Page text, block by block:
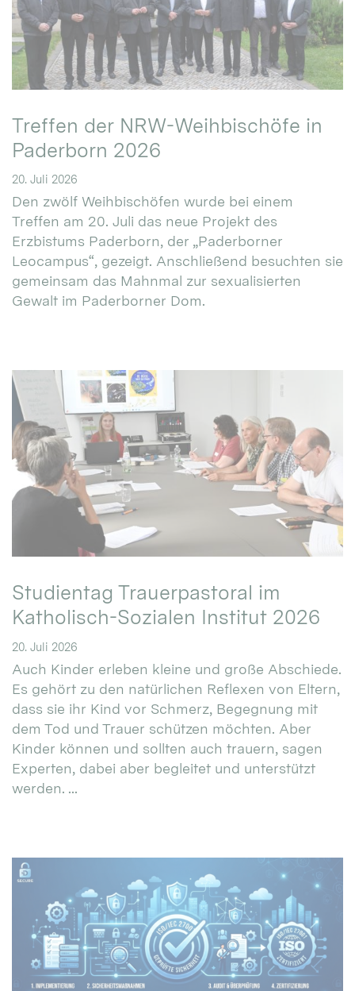
Treffen der NRW-Weihbischöfe in
Paderborn 2026
20. Juli 2026
Den zwölf Weihbischöfen wurde bei einem
Treffen am 20. Juli das neue Projekt des
Erzbistums Paderborn, der „Paderborner
Leocampus“, gezeigt. Anschließend besuchten sie
gemeinsam das Mahnmal zur sexualisierten
Gewalt im Paderborner Dom.
Studientag Trauerpastoral im
Katholisch-Sozialen Institut 2026
20. Juli 2026
Auch Kinder erleben kleine und große Abschiede.
Es gehört zu den natürlichen Reflexen von Eltern,
dass sie ihr Kind vor Schmerz, Begegnung mit
dem Tod und Trauer schützen möchten. Aber
Kinder können und sollten auch trauern, sagen
Experten, dabei aber begleitet und unterstützt
werden. ...